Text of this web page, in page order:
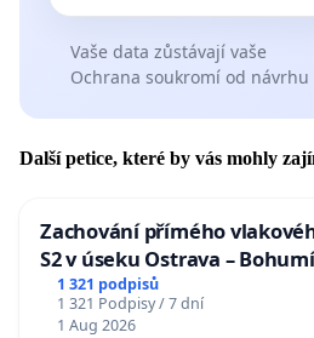
Vaše data zůstávají vaše
Ochrana soukromí od návrhu
Další petice, které by vás mohly
Zachování přímého
S2 v úseku Ostrava –
u Jablunkova
1 321 podpisů
1 321 Podpisy / 7 dní
1 Aug 2026